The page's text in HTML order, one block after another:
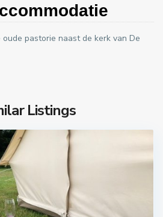
pastorie naast de kerk van De
Listings